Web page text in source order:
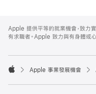
Footer
Apple 提供平等的就業機會，致力
有求職者。Apple 致力與有身體或

Apple 事業發展機會